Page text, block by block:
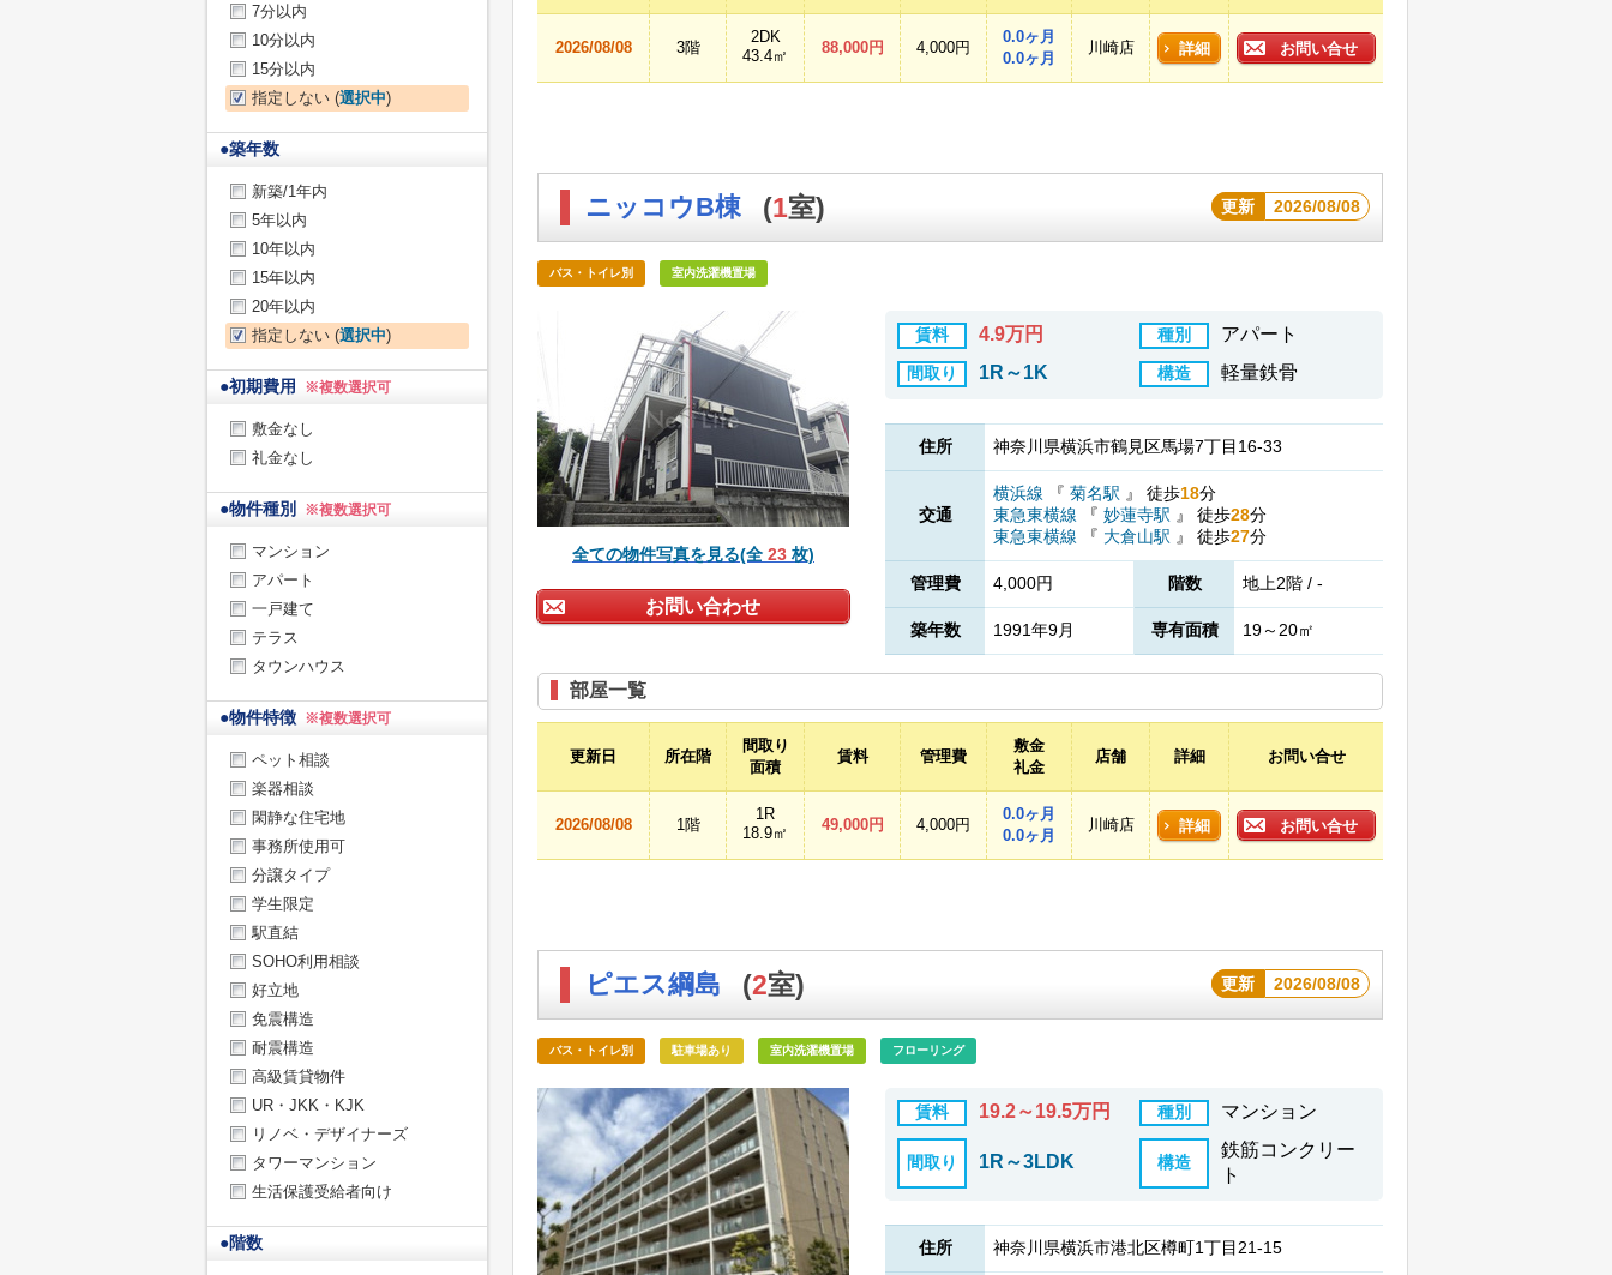
2026/08/08 3階
2DK
43.4㎡
88,000円 4,000円
0.0ヶ月
0.0ヶ月
川崎店 詳細 お問い合せ
ニッコウB棟 (1室) 更新 2026/08/08
バス・トイレ別 室内洗濯機置場
全ての物件写真を見る(全 23 枚)
お問い合わせ
賃料 4.9万円 種別 アパート
間取り 1R～1K 構造 軽量鉄骨
住所 神奈川県横浜市鶴見区馬場7丁目16-33
交通
横浜線 『 菊名駅 』 徒歩18分
東急東横線
『 妙蓮寺駅 』 徒歩28分
東急東横線
『 大倉山駅 』 徒歩27分
管理費 4,000円 階数 地上2階 / -
築年数 1991年9月 専有面積 19～20㎡
部屋一覧
更新日 所在階
間取り
面積
賃料 管理費
敷金
礼金
店舗 詳細 お問い合せ
2026/08/08 1階
1R
18.9㎡
49,000円 4,000円
0.0ヶ月
0.0ヶ月
川崎店 詳細 お問い合せ
ピエス綱島 (2室) 更新 2026/08/08
バス・トイレ別 駐車場あり 室内洗濯機置場 フローリング
賃料 19.2～19.5万円 種別 マンション
間取り 1R～3LDK 構造
鉄筋コンクリー
ト
住所 神奈川県横浜市港北区樽町1丁目21-15
7分以内
10分以内
15分以内
指定しない (選択中)
●築年数
新築/1年内
5年以内
10年以内
15年以内
20年以内
指定しない (選択中)
●初期費用 ※複数選択可
敷金なし
礼金なし
●物件種別 ※複数選択可
マンション
アパート
一戸建て
テラス
タウンハウス
●物件特徴 ※複数選択可
ペット相談
楽器相談
閑静な住宅地
事務所使用可
分譲タイプ
学生限定
駅直結
SOHO利用相談
好立地
免震構造
耐震構造
高級賃貸物件
UR・JKK・KJK
リノベ・デザイナーズ
タワーマンション
生活保護受給者向け
●階数